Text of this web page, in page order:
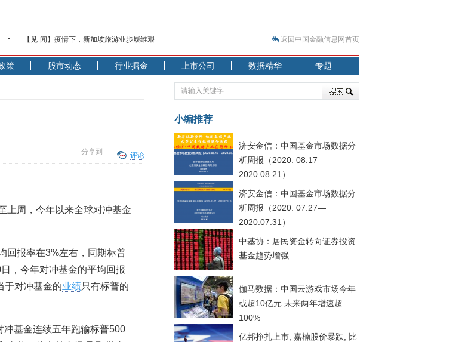
【见·闻】疫情下，新加坡旅游业步履维艰
记者手记：疫情下的香港零售业如何浴火重生？
【见·闻】疫情下一家香港传统零售商的转型突围之旅
济安金信：中国基金市场数据分析周报（2020. 07.27—2020.07.31）
【新华财经调查】同业存单、结构性存款玩起“跷跷板” 结构性失衡藏
央行公开市场净投放300亿元 短端资金利率明显下行
基本面及股市双轮冲击 债市回调十年期债表现最弱
沥青期货连续两日涨逾3% 沪银及两粕涨势喜人
恒生聚源：北斗收官之星发射成功，全产业链解析
返回中国金融信息网首页
策 股市动态 行业掘金 上市公司 数据精华 专题
评论
分享到
上周，今年以来全球对冲基金
回报率在3%左右，同期标普
，今年对冲基金的平均回报
于对冲基金的业绩只有标普的
基金连续五年跑输标普500
小编推荐
济安金信：中国基金市场数据分
析周报（2020. 08.17—
2020.08.21）
济安金信：中国基金市场数据分
析周报（2020. 07.27—
2020.07.31）
中基协：居民资金转向证券投资
基金趋势增强
伽马数据：中国云游戏市场今年
或超10亿元 未来两年增速超
100%
亿邦挣扎上市, 嘉楠股价暴跌, 比